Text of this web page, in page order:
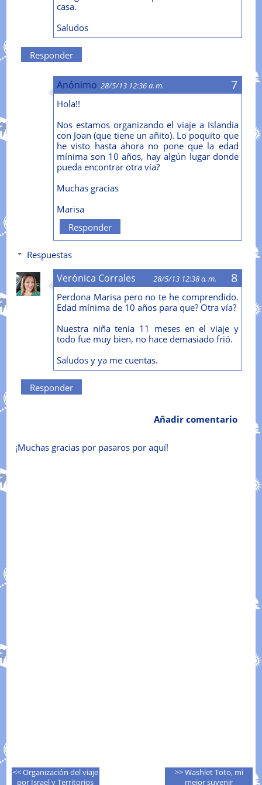
casa.
Saludos
Responder
Anónimo 28/5/13 12:36 a. m.
Hola!!
Nos estamos organizando el viaje a Islandia
con Joan (que tiene un añito). Lo poquito que
he visto hasta ahora no pone que la edad
mínima son 10 años, hay algún lugar donde
pueda encontrar otra vía?
Muchas gracias
Marisa
Responder
Respuestas
Verónica Corrales 28/5/13 12:38 a. m.
Perdona Marisa pero no te he comprendido.
Edad mínima de 10 años para que? Otra vía?
Nuestra niña tenia 11 meses en el viaje y
todo fue muy bien, no hace demasiado frió.
Saludos y ya me cuentas.
Responder
Añadir comentario
¡Muchas gracias por pasaros por aquí!
<< Organización del viaje
por Israel y Territorios
>> Washlet Toto, mi
mejor suvenir